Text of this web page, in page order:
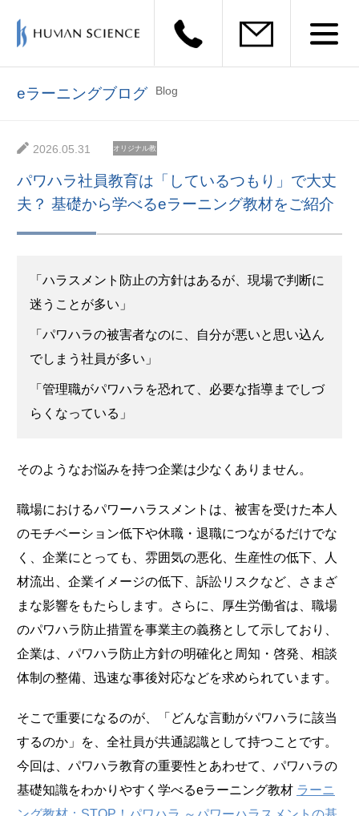
eラーニングブログ Blog
2026.05.31
オリジナル教
パワハラ社員教育は「しているつもり」で大丈
夫？ 基礎から学べるeラーニング教材をご紹介
「ハラスメント防止の方針はあるが、現場で判断に
迷うことが多い」
「パワハラの被害者なのに、自分が悪いと思い込ん
でしまう社員が多い」
「管理職がパワハラを恐れて、必要な指導までしづ
らくなっている」
そのようなお悩みを持つ企業は少なくありません。
職場におけるパワーハラスメントは、被害を受けた本人
のモチベーション低下や休職・退職につながるだけでな
く、企業にとっても、雰囲気の悪化、生産性の低下、人
材流出、企業イメージの低下、訴訟リスクなど、さまざ
まな影響をもたらします。さらに、厚生労働省は、職場
のパワハラ防止措置を事業主の義務として示しており、
企業は、パワハラ防止方針の明確化と周知・啓発、相談
体制の整備、迅速な事後対応などを求められています。
そこで重要になるのが、「どんな言動がパワハラに該当
するのか」を、全社員が共通認識として持つことです。
今回は、パワハラ教育の重要性とあわせて、パワハラの
基礎知識をわかりやすく学べるeラーニング教材 ラーニ